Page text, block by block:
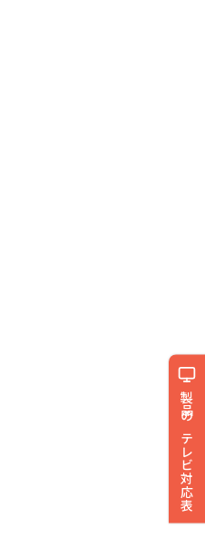
製品のテレビ対応表